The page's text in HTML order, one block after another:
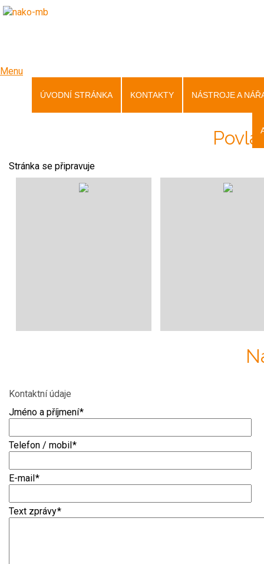
Menu
ÚVODNÍ STRÁNKA KONTAKTY NÁSTROJE A
Stránka se připravuje
Kontaktní údaje
Jméno a příjmení*
Telefon / mobil*
E-mail*
Text zprávy*